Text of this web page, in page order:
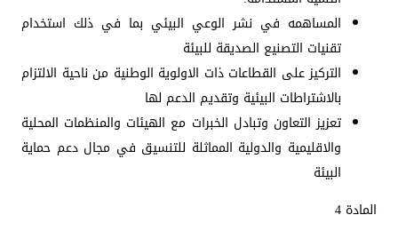
المساهمه في نشر الوعي البيئي بما في ذلك استخدام
تقنيات التصنيع الصديقة للبيئة
التركيز على القطاعات ذات الاولوية الوطنية من ناحية الالتزام
بالاشتراطات البيئية وتقديم الدعم لها
تعزيز التعاون وتبادل الخبرات مع الهيئات والمنظمات المحلية
والاقليمية والدولية المماثلة للتنسيق في مجال دعم حماية
البيئة
المادة 4